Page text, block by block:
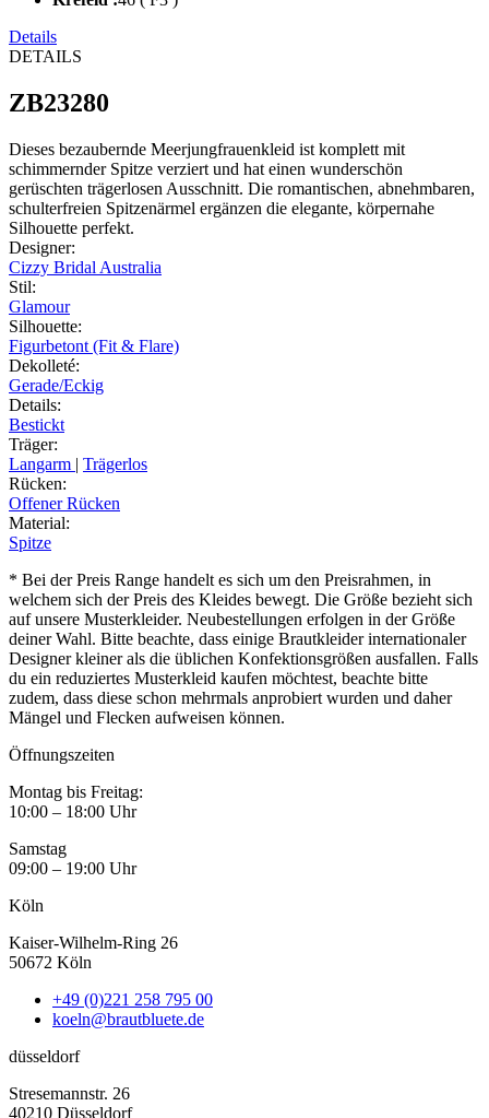
Details
DETAILS
ZB23280
Dieses bezaubernde Meerjungfrauenkleid ist komplett mit
schimmernder Spitze verziert und hat einen wunderschön
gerüschten trägerlosen Ausschnitt. Die romantischen, abnehmbaren,
schulterfreien Spitzenärmel ergänzen die elegante, körpernahe
Silhouette perfekt.
Designer:
Cizzy Bridal Australia
Stil:
Glamour
Silhouette:
Figurbetont (Fit & Flare)
Dekolleté:
Gerade/Eckig
Details:
Bestickt
Träger:
Langarm | Trägerlos
Rücken:
Offener Rücken
Material:
Spitze
* Bei der Preis Range handelt es sich um den Preisrahmen, in
welchem sich der Preis des Kleides bewegt. Die Größe bezieht sich
auf unsere Musterkleider. Neubestellungen erfolgen in der Größe
deiner Wahl. Bitte beachte, dass einige Brautkleider internationaler
Designer kleiner als die üblichen Konfektionsgrößen ausfallen. Falls
du ein reduziertes Musterkleid kaufen möchtest, beachte bitte
zudem, dass diese schon mehrmals anprobiert wurden und daher
Mängel und Flecken aufweisen können.
Öffnungszeiten
Montag bis Freitag:
10:00 – 18:00 Uhr
Samstag
09:00 – 19:00 Uhr
Köln
Kaiser-Wilhelm-Ring 26
50672 Köln
+49 (0)221 258 795 00
koeln@brautbluete.de
düsseldorf
Stresemannstr. 26
40210 Düsseldorf